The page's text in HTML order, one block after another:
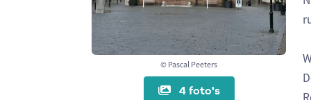
© Pascal Peeters
4 foto's